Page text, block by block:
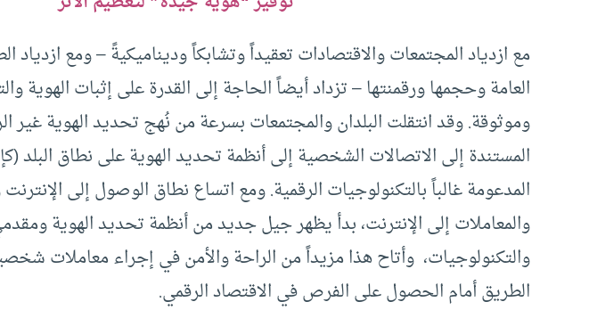
مع ازدياد المجتمعات والاقتصادات تعقيداً وتشابكاً وديناميكيةً – ومع ازدياد
العامة وحجمها ورقمنتها – تزداد أيضاً الحاجة إلى القدرة على إثبات الهوية
وموثوقة. وقد انتقلت البلدان والمجتمعات بسرعة من نُهج تحديد الهوية غير
المستندة إلى الاتصالات الشخصية إلى أنظمة تحديد الهوية على نطاق البلد
المدعومة غالباً بالتكنولوجيات الرقمية. ومع اتساع نطاق الوصول إلى الإنترنت
والمعاملات إلى الإنترنت، بدأ يظهر جيل جديد من أنظمة تحديد الهوية
والتكنولوجيات، وأتاح هذا مزيداً من الراحة والأمن في إجراء معاملات
الطريق أمام الحصول على الفرص في الاقتصاد الرقمي.